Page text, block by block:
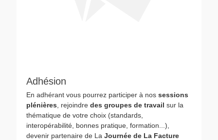
Adhésion
En adhérant vous pourrez participer à nos sessions
plénières , rejoindre des groupes de travail sur la
thématique de votre choix (standards,
interopérabilité, bonnes pratique, formation...),
devenir partenaire de La Journée de La Facture